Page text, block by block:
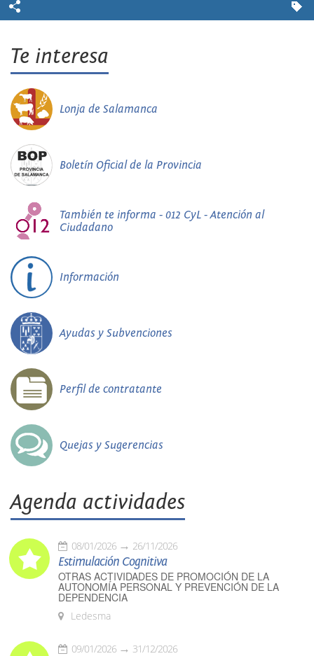
Te interesa
Lonja de Salamanca
Boletín Oficial de la Provincia
También te informa - 012 CyL - Atención al
Ciudadano
Información
Ayudas y Subvenciones
Perfil de contratante
Quejas y Sugerencias
Agenda actividades
08/01/2026 26/11/2026
Estimulación Cognitiva
OTRAS ACTIVIDADES DE PROMOCIÓN DE LA
AUTONOMÍA PERSONAL Y PREVENCIÓN DE LA
DEPENDENCIA
Ledesma
09/01/2026 31/12/2026